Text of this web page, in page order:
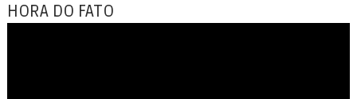
HORA DO FATO